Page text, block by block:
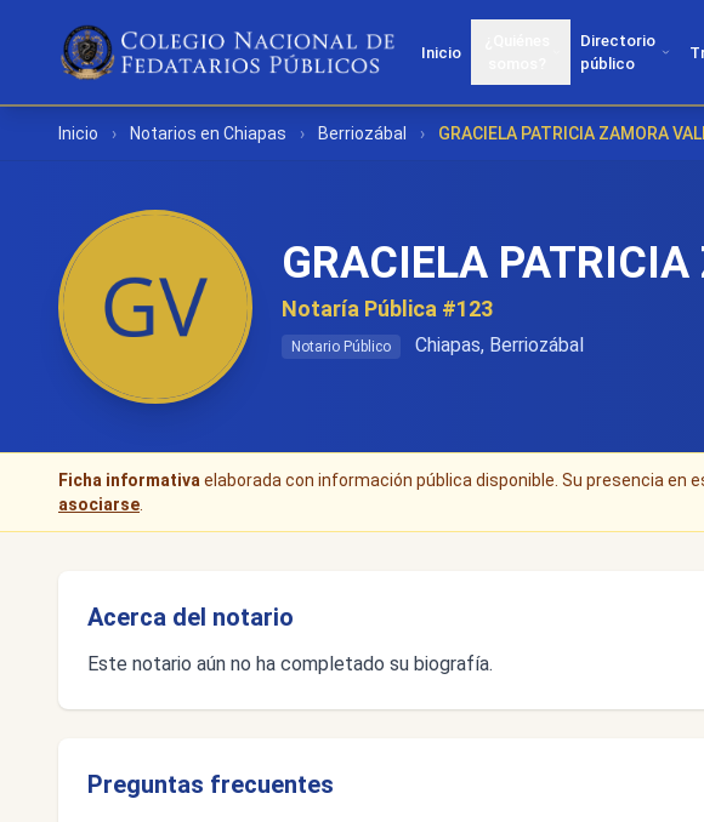
Inicio
Directorio
público
Inicio › Notarios en Chiapas › Berriozábal › GRACIELA PATRICIA ZAMORA
GRACIELA
Notaría Pública #123
Notario Público Chiapas, Berriozábal
Ficha informativa elaborada con información pública disponible. Su presencia en
asociarse
Acerca del notario
Este notario aún no ha completado su biografía.
Preguntas frecuentes